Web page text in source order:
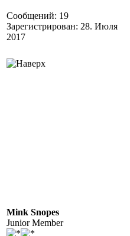
Сообщений: 19
Зарегистрирован: 28. Июля
2017
Mink Snopes
Junior Member